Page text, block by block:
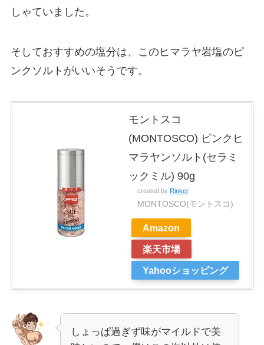
しゃていました。
そしておすすめの塩分は、このヒマラヤ岩塩のピ
ンクソルトがいいそうです。
モントスコ
(MONTOSCO) ピンクヒ
マラヤンソルト(セラミ
ックミル) 90g
created by Rinker
MONTOSCO(モントスコ)
Amazon
楽天市場
Yahooショッピング
しょっぱ過ぎず味がマイルドで美